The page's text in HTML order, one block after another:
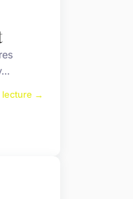
lecture →